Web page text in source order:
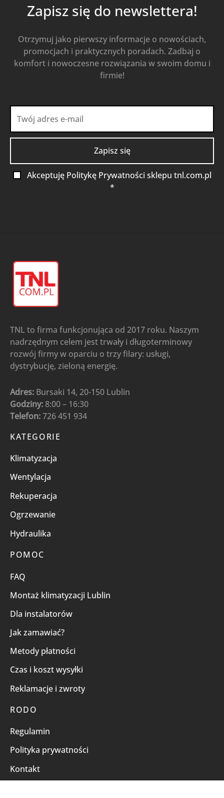
Zapisz się do newslettera!
Otrzymuj jako pierwszy informacje o nowościach,
promocjach i praktycznych poradach. Zadbaj o
komfort i nowoczesne rozwiązania w swoim domu i
firmie!
Akceptuję Politykę Prywatności sklepu tnl.com.pl
*
TNL to firma funkcjonująca od 2017 roku. Naszym
nadrzędnym celem jest trwały i długoterminowy
rozwój firmy w oparciu o trzy filary: usługi,
dystrybucję, zieloną energię.
Adres: Bursaki 14, 20-150 Lublin
Godziny: 8:00 – 16:30
Telefon:726 451 934
KATEGORIE
Klimatyzacja
Wentylacja
Rekuperacja
Ogrzewanie
Hydraulika
POMOC
FAQ
Montaż klimatyzacji Lublin
Dla instalatorów
Jak zamawiać?
Metody płatności
Czas i koszt wysyłki
Reklamacje i zwroty
RODO
Regulamin
Polityka prywatności
Kontakt